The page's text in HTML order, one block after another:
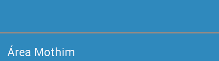
Área Mothim